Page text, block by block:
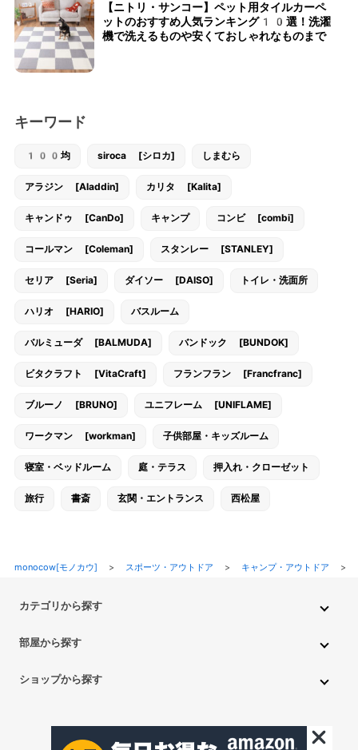
【ニトリ・サンコー】ペット用タイルカーペ
ットのおすすめ人気ランキング10選！洗濯
機で洗えるものや安くておしゃれなものまで
キーワード
100均 siroca [シロカ] しまむら
アラジン [Aladdin] カリタ [Kalita]
キャンドゥ [CanDo] キャンプ コンビ [combi]
コールマン [Coleman] スタンレー [STANLEY]
セリア [Seria] ダイソー [DAISO] トイレ・洗面所
ハリオ [HARIO] バスルーム
バルミューダ [BALMUDA] バンドック [BUNDOK]
ビタクラフト [VitaCraft] フランフラン [Francfranc]
ブルーノ [BRUNO] ユニフレーム [UNIFLAME]
ワークマン [workman] 子供部屋・キッズルーム
寝室・ベッドルーム 庭・テラス 押入れ・クローゼット
旅行 書斎 玄関・エントランス 西松屋
monocow[モノカウ] > スポーツ・アウトドア > キャンプ・アウトドア >
カテゴリから探す
ペット用品 ベビー・キッズ
部屋から探す
トイレ・洗面所 バスルーム 押入れ・クローゼット
ショップから探す